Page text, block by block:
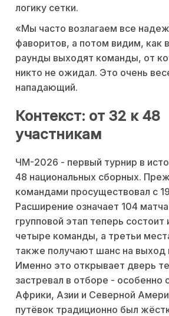
логику сетки.
«Мы часто возлагаем все
фаворитов, а потом видим, как
раунды выходят команды, от
никто не ожидал. Это очень
нападающий.
Контекст: от 32 к 48
участникам
ЧМ-2026 - первый турнир в
48 национальных сборных.
командами просуществовал с
Расширение означает 104
групповой этап теперь состоит
четыре команды, а третьи
также получают шанс на выход
Именно это открывает дверь
застревал в отборе - особенно
Африки, Азии и Северной
путёвок традиционно был